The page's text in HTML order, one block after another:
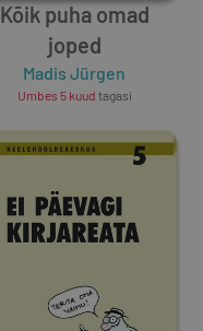
Kõik puha omad
joped
Madis Jürgen
Umbes 5 kuud tagasi